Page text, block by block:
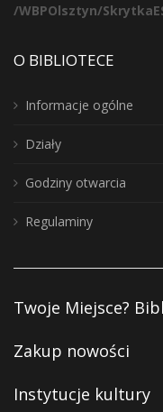
/WBPOlsztyn/
O BIBLIOTECE
Informacje ogólne
Działy
Godziny otwarcia
Regulaminy
Twoje Miejsce?
Zakup nowości
Instytucje kultury